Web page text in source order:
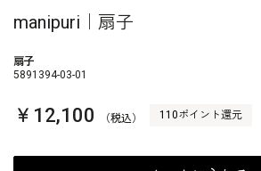
manipuri｜扇子
扇子
5891394-03-01
￥12,100 （税込） 110ポイント還元